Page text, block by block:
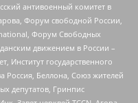
антивоенный комитет в
Форум свободной России,
Форум Свободных
движением в России –
Институт государственного
Россия, Беллона, Союз жителей
депутатов, Гринпис